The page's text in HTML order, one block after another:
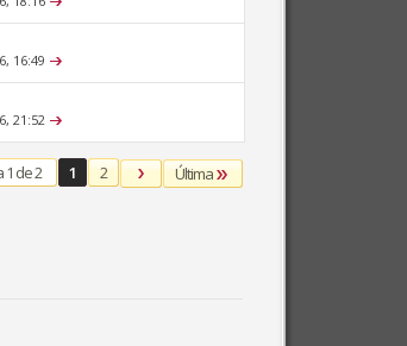
16:49
21:52
1 de 2 1 2 Última